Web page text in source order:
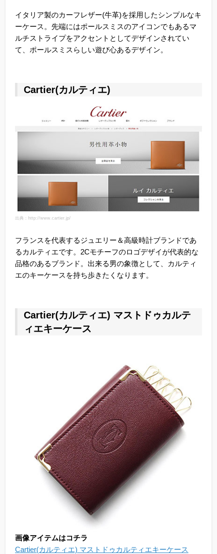
イタリア製のカーフレザー(牛革)を採用したシンプルなキ
ーケース。先端にはポールスミスのアイコンでもあるマ
ルチストライプをアクセントとしてデザインされてい
て、ポールスミスらしい遊び心あるデザイン。
Cartier(カルティエ)
出典：http://www.cartier.jp/
フランスを代表するジュエリー＆高級時計ブランドであ
るカルティエです。2Cモチーフのロゴデザイが代表的な
品格のあるブランド。出来る男の象徴として、カルティ
エのキーケースを持ち歩きたくなります。
Cartier(カルティエ) マストドゥカルテ
ィエキーケース
画像アイテムはコチラ
Cartier(カルティエ) マストドゥカルティエキーケース